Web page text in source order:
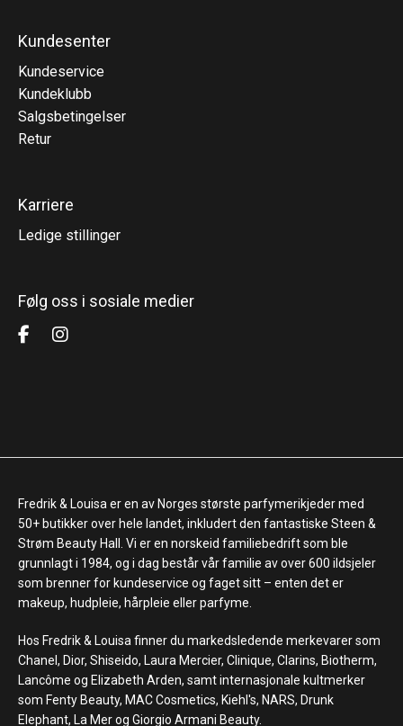
Kundesenter
Kundeservice
Kundeklubb
Salgsbetingelser
Retur
Karriere
Ledige stillinger
Følg oss i sosiale medier
Fredrik & Louisa er en av Norges største parfymerikjeder med
50+ butikker over hele landet, inkludert den fantastiske Steen &
Strøm Beauty Hall. Vi er en norskeid familiebedrift som ble
grunnlagt i 1984, og i dag består vår familie av over 600 ildsjeler
som brenner for kundeservice og faget sitt – enten det er
makeup, hudpleie, hårpleie eller parfyme.
Hos Fredrik & Louisa finner du markedsledende merkevarer som
Chanel, Dior, Shiseido, Laura Mercier, Clinique, Clarins, Biotherm,
Lancôme og Elizabeth Arden, samt internasjonale kultmerker
som Fenty Beauty, MAC Cosmetics, Kiehl's, NARS, Drunk
Elephant, La Mer og Giorgio Armani Beauty.